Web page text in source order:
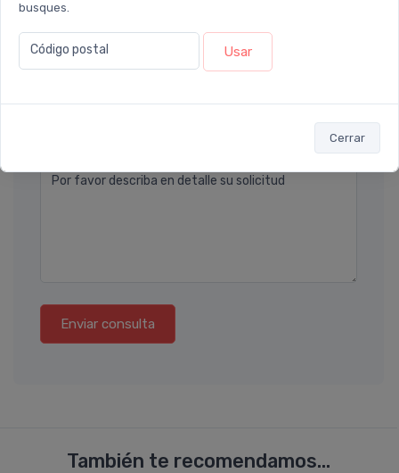
busques.
Código postal Usar
Cerrar
Por favor describa en detalle su solicitud
Enviar consulta
También te recomendamos...